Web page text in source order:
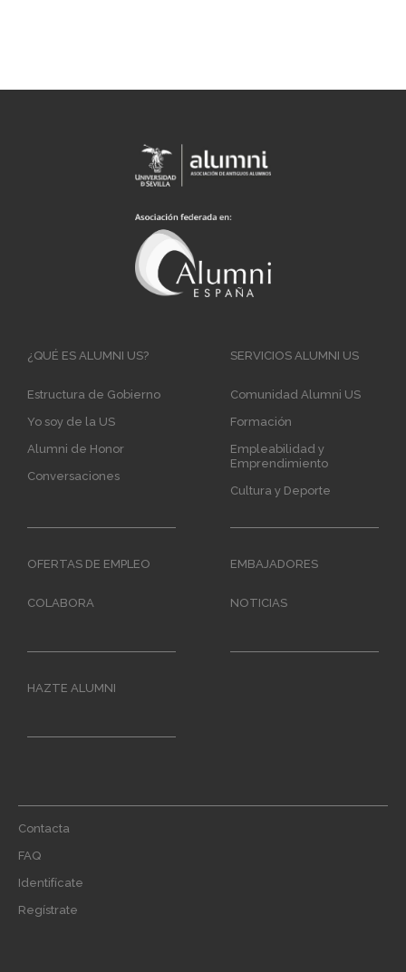
Main
¿QUÉ ES ALUMNI US?
Estructura de Gobierno
Yo soy de la US
Alumni de Honor
Conversaciones
SERVICIOS ALUMNI US
Comunidad Alumni US
Formación
Empleabilidad y
Emprendimiento
Cultura y Deporte
OFERTAS DE EMPLEO EMBAJADORES
COLABORA NOTICIAS
HAZTE ALUMNI
Footer
menu
Contacta
FAQ
Identifícate
Regístrate